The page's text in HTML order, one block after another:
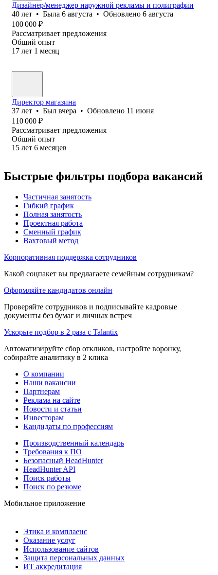
Дизайнер/менеджер наружной рекламы и полиграфии
40 лет • Была 6 августа • Обновлено 6 августа
100 000 ₽
Рассматривает предложения
Общий опыт
17 лет 1 месяц
Директор магазина
37 лет • Был вчера • Обновлено 11 июня
110 000 ₽
Рассматривает предложения
Общий опыт
15 лет 6 месяцев
Быстрые фильтры подбора вакансий
Частичная занятость
Гибкий график
Полная занятость
Проектная работа
Сменный график
Вахтовый метод
Корпоративная поддержка сотрудников
Какой соцпакет вы предлагаете семейным сотрудникам?
Оформляйте кандидатов онлайн
Проверяйте сотрудников и подписывайте кадровые
документы без бумаг и личных встреч
Ускорьте подбор в 2 раза с Talantix
Автоматизируйте сбор откликов, настройте воронку,
собирайте аналитику в 2 клика
О компании
Наши вакансии
Партнерам
Реклама на сайте
Новости и статьи
Инвесторам
Кандидаты по профессиям
Производственный календарь
Требования к ПО
Безопасный HeadHunter
HeadHunter API
Поиск работы
Поиск по резюме
Мобильное приложение
Этика и комплаенс
Оказание услуг
Использование сайтов
Защита персональных данных
ИТ аккредитация